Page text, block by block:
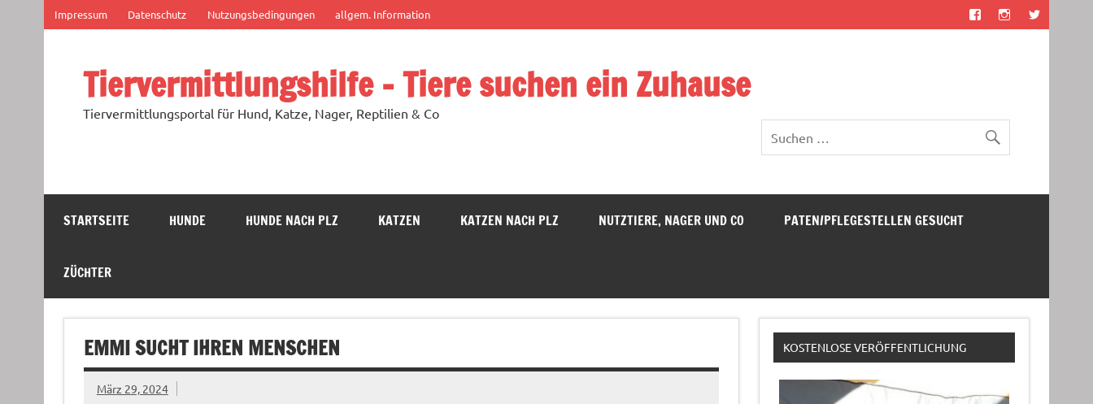
springen
Impressum Datenschutz Nutzungsbedingungen allgem. Information
Tiervermittlungshilfe – Tiere suchen ein Zuhause
Tiervermittlungsportal für Hund, Katze, Nager, Reptilien & Co
STARTSEITE HUNDE HUNDE NACH PLZ KATZEN KATZEN NACH PLZ NUTZTIERE, NAGER UND CO PATEN/PFLEGESTELLEN GESUCHT
ZÜCHTER
EMMI SUCHT IHREN MENSCHEN
März 29, 2024
KOSTENLOSE VERÖFFENTLICHUNG